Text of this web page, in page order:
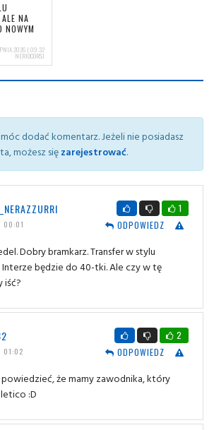
NA
NOWYM
2026 | 09:32
NERIOCORSI
dodać komentarz. Jeżeli nie posiadasz
możesz sięzarejestrować.
00:01
1
ODPOWIEDZ
Dobry bramkarz. Transfer w stylu
Interze będzie do 40-tki. Ale czy w tę
iść?
01:02
2
ODPOWIEDZ
że mamy zawodnika, który
:D